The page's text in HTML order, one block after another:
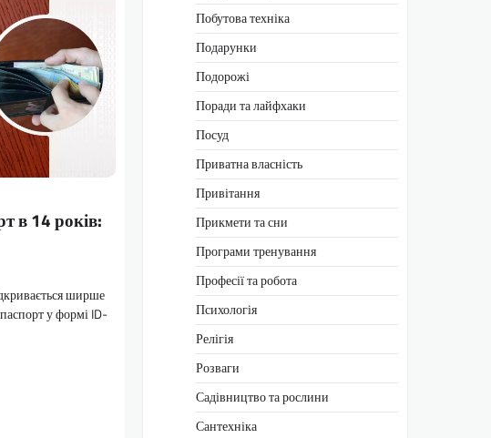
в 14 років:
ширше
у формі ID-
Побутова техніка
Подарунки
Подорожі
Поради та лайфхаки
Посуд
Приватна власність
Привітання
Прикмети та сни
Програми тренування
Професії та робота
Психологія
Релігія
Розваги
Садівництво та рослини
Сантехніка